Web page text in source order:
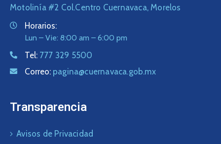
Motolinía #2 Col.Centro Cuernavaca, Morelos
Horarios:
Lun – Vie: 8:00 am – 6:00 pm
Tel: 777 329 5500
Correo: pagina@cuernavaca.gob.mx
Transparencia
Avisos de Privacidad